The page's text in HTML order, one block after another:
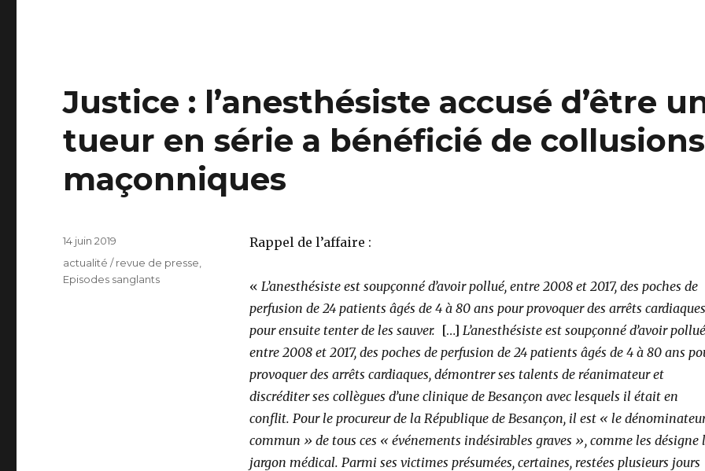
Justice : l’anesthésiste accusé d’être
tueur en série a bénéficié de collusions
maçonniques
Rappel de l’affaire :
« L’anesthésiste est soupçonné d’avoir pollué, entre 2008 et 2017, des poches de
perfusion de 24 patients âgés de 4 à 80 ans pour provoquer des arrêts cardiaques
pour ensuite tenter de les sauver. […] L’anesthésiste est soupçonné d’avoir
entre 2008 et 2017, des poches de perfusion de 24 patients âgés de 4 à 80 ans
provoquer des arrêts cardiaques, démontrer ses talents de réanimateur et
discréditer ses collègues d’une clinique de Besançon avec lesquels il était en
conflit. Pour le procureur de la République de Besançon, il est « le
commun » de tous ces « événements indésirables graves », comme les désigne
jargon médical. Parmi ses victimes présumées, certaines, restées plusieurs jours
Publié
14 juin 2019
Catégories
actualité / revue de presse
Episodes sanglants